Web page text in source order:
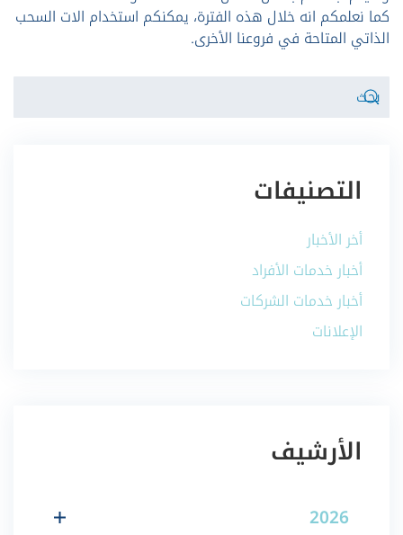
كما نعلمكم انه خلال هذه الفترة، يمكنكم استخدام الات السحب
الذاتي المتاحة في فروعنا الأخرى.
التصنيفات
أخر الأخبار
أخبار خدمات الأفراد
أخبار خدمات الشركات
الإعلانات
الأرشيف
2026